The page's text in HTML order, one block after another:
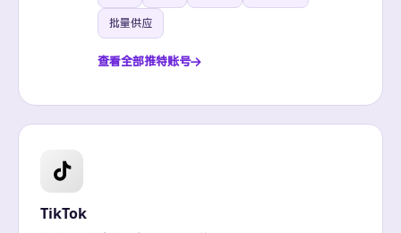
批量供应
查看全部推特账号
TikTok